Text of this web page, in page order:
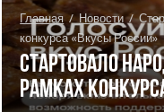
Главная / Новости /
конкурса «Вкусы России»
Стартовало
рамках